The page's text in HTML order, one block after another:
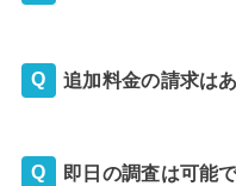
追加料金の請求は
即日の調査は可能